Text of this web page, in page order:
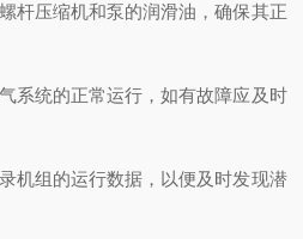
杆压缩机和泵的润滑油，确保其正
系统的正常运行，如有故障应及时
机组的运行数据，以便及时发现潜